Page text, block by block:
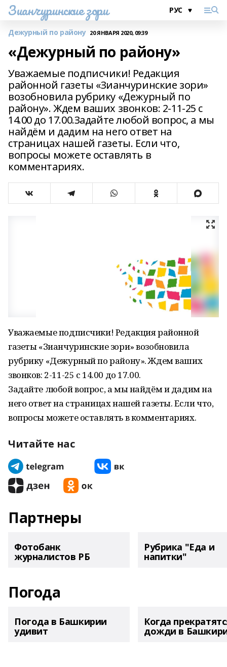
Зианчуринские зори
Дежурный по району 20 ЯНВАРЯ 2020, 09:39
«Дежурный по району»
Уважаемые подписчики! Редакция
районной газеты «Зианчуринские зори»
возобновила рубрику «Дежурный по
району». Ждем ваших звонков: 2-11-25 с
14.00 до 17.00.Задайте любой вопрос, а мы
найдём и дадим на него ответ на
страницах нашей газеты. Если что,
вопросы можете оставлять в
комментариях.
Уважаемые подписчики! Редакция районной
газеты «Зианчуринские зори» возобновила
рубрику «Дежурный по району». Ждем ваших
звонков: 2-11-25 с 14.00 до 17.00.
Задайте любой вопрос, а мы найдём и дадим на
него ответ на страницах нашей газеты. Если что,
вопросы можете оставлять в комментариях.
Читайте нас
Партнеры
Фотобанк
журналистов РБ
Рубрика "Еда и
напитки"
Погода
Погода в Башкирии
удивит
Когда
дожди в